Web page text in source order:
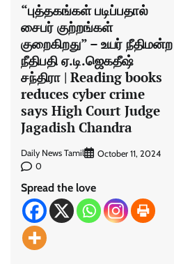
“புத்தகங்கள் படிப்பதால்
சைபர் குற்றங்கள்
குறைகிறது” – உயர் நீதிமன்ற
நீதிபதி ஏ.டி.ஜெகதீஷ்
சந்திரா | Reading books
reduces cyber crime
says High Court Judge
Jagadish Chandra
Daily News Tamil
October 11, 2024
0
Spread the love